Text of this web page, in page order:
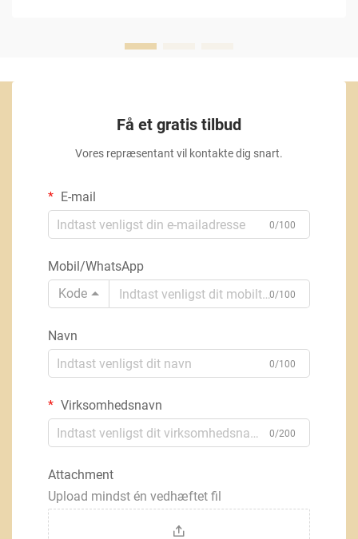
Få et gratis tilbud
Vores repræsentant vil kontakte dig snart.
E-mail
0/100
Mobil/WhatsApp
Kode
0/100
Navn
0/100
Virksomhedsnavn
0/200
Attachment
Upload mindst én vedhæftet fil